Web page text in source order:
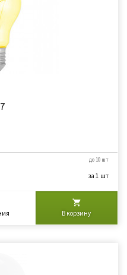
до 10 шт
за 1 шт
В корзину